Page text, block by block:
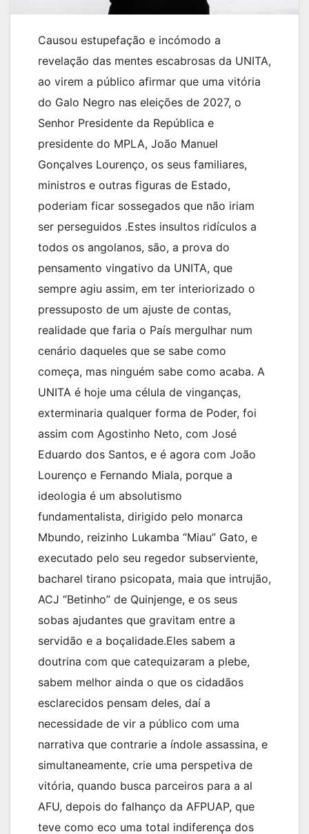
Causou estupefação e incómodo a
revelação das mentes escabrosas da UNITA,
ao virem a público afirmar que uma vitória
do Galo Negro nas eleições de 2027, o
Senhor Presidente da República e
presidente do MPLA, João Manuel
Gonçalves Lourenço, os seus familiares,
ministros e outras figuras de Estado,
poderiam ficar sossegados que não iriam
ser perseguidos .Estes insultos ridículos a
todos os angolanos, são, a prova do
pensamento vingativo da UNITA, que
sempre agiu assim, em ter interiorizado o
pressuposto de um ajuste de contas,
realidade que faria o País mergulhar num
cenário daqueles que se sabe como
começa, mas ninguém sabe como acaba. A
UNITA é hoje uma célula de vinganças,
exterminaria qualquer forma de Poder, foi
assim com Agostinho Neto, com José
Eduardo dos Santos, e é agora com João
Lourenço e Fernando Miala, porque a
ideologia é um absolutismo
fundamentalista, dirigido pelo monarca
Mbundo, reizinho Lukamba “Miau” Gato, e
executado pelo seu regedor subserviente,
bacharel tirano psicopata, maia que intrujão,
ACJ “Betinho” de Quinjenge, e os seus
sobas ajudantes que gravitam entre a
servidão e a boçalidade.Eles sabem a
doutrina com que catequizaram a plebe,
sabem melhor ainda o que os cidadãos
esclarecidos pensam deles, daí a
necessidade de vir a público com uma
narrativa que contrarie a índole assassina, e
simultaneamente, crie uma perspetiva de
vitória, quando busca parceiros para a al
AFU, depois do falhanço da AFPUAP, que
teve como eco uma total indiferença dos